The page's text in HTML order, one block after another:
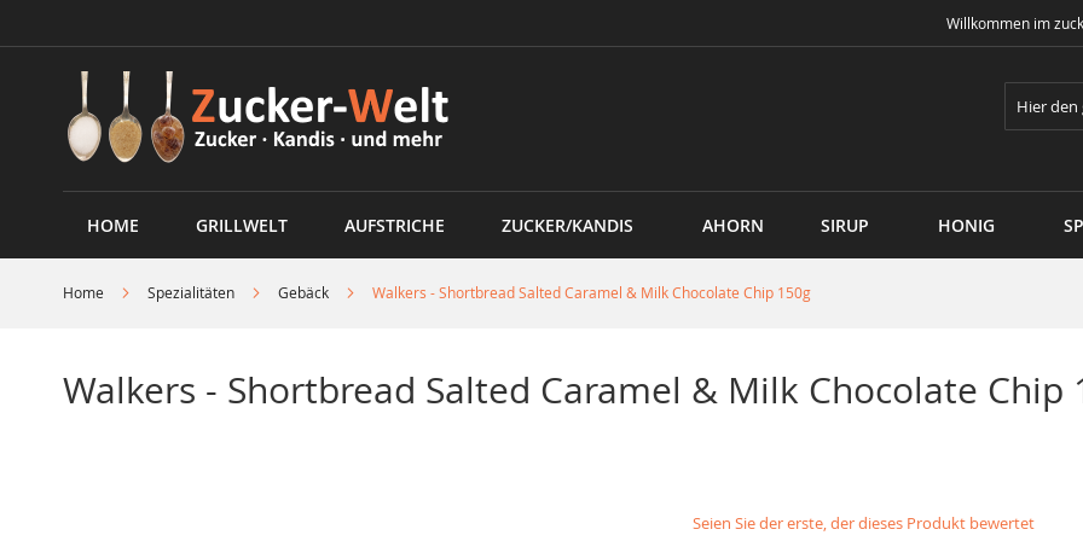
zum
Willkommen im
Suche
HOME GRILLWELT AUFSTRICHE ZUCKER/KANDIS AHORN SIRUP HONIG
Home Spezialitäten Gebäck Walkers - Shortbread Salted Caramel & Milk Chocolate Chip 150g
Walkers - Shortbread Salted Caramel & Milk Chocolate Chip
Seien Sie der erste, der dieses Produkt bewertet